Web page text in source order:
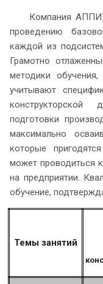
Компания
проведению
каждой из
Грамотно
методики
учитывают
конструкторской
подготовки
максимально
которые
может проводиться
на предприятии.
обучение,
Темы занятий